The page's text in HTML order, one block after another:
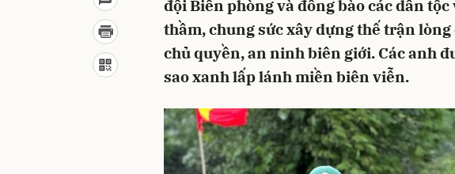
đội Biên phòng và đồng bào các dân
thầm, chung sức xây dựng thế trận lòng
chủ quyền, an ninh biên giới. Các anh
sao xanh lấp lánh miền biên viễn.